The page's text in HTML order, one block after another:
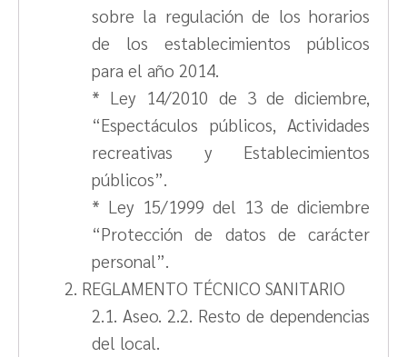
sobre la regulación de los horarios
de los establecimientos públicos
para el año 2014.
* Ley 14/2010 de 3 de diciembre,
“Espectáculos públicos, Actividades
recreativas y Establecimientos
públicos”.
* Ley 15/1999 del 13 de diciembre
“Protección de datos de carácter
personal”.
2. REGLAMENTO TÉCNICO SANITARIO
2.1. Aseo. 2.2. Resto de dependencias
del local.